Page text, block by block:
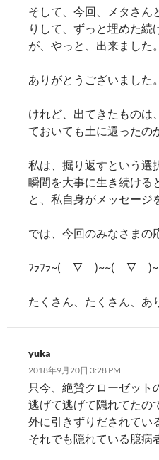
そして、今回、メタさん
りして、ずっと埋めた続
が、やっと、出来ました。
ありがとうございました。
けれど、出てきたものは
ておいても土に還ったの
私は、掘り返すという選
瞬間を大事に生き続ける
と、私自身がメッセージ
では、今回のみなさまの
ﾌﾗﾌﾗ~(￣∇︎￣)~~(￣∇︎￣
たくさん、たくさん、あ
yuka
2018年9月20日 3:28 PM
只今、絶賛クローゼット
逃げて逃げて隠れてたの
外に引きずりだされてい
それでも隠れている臆病